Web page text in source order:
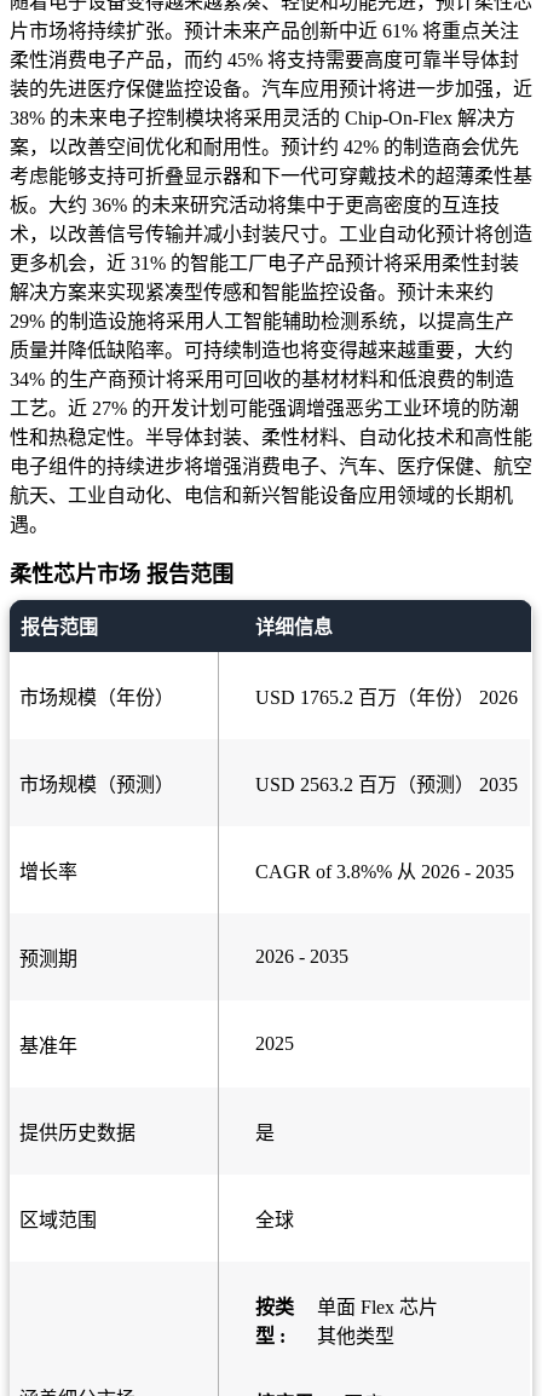
片市场将持续扩张。预计未来产品创新中近 61% 将重点关注
柔性消费电子产品，而约 45% 将支持需要高度可靠半导体封
装的先进医疗保健监控设备。汽车应用预计将进一步加强，近
38% 的未来电子控制模块将采用灵活的 Chip-On-Flex 解决方
案，以改善空间优化和耐用性。预计约 42% 的制造商会优先
考虑能够支持可折叠显示器和下一代可穿戴技术的超薄柔性基
板。大约 36% 的未来研究活动将集中于更高密度的互连技
术，以改善信号传输并减小封装尺寸。工业自动化预计将创造
更多机会，近 31% 的智能工厂电子产品预计将采用柔性封装
解决方案来实现紧凑型传感和智能监控设备。预计未来约
29% 的制造设施将采用人工智能辅助检测系统，以提高生产
质量并降低缺陷率。可持续制造也将变得越来越重要，大约
34% 的生产商预计将采用可回收的基材材料和低浪费的制造
工艺。近 27% 的开发计划可能强调增强恶劣工业环境的防潮
性和热稳定性。半导体封装、柔性材料、自动化技术和高性能
电子组件的持续进步将增强消费电子、汽车、医疗保健、航空
航天、工业自动化、电信和新兴智能设备应用领域的长期机
遇。
柔性芯片市场 报告范围
报告范围 详细信息
市场规模（年份） USD 1765.2 百万（年份） 2026
市场规模（预测） USD 2563.2 百万（预测） 2035
增长率 CAGR of 3.8%% 从 2026 - 2035
预测期 2026 - 2035
基准年 2025
提供历史数据 是
区域范围 全球
按类
型 :
单面 Flex 芯片
其他类型